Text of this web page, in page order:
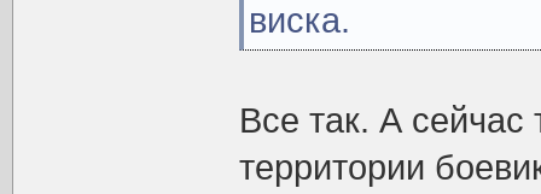
виска.
Все так. А сейчас
территории